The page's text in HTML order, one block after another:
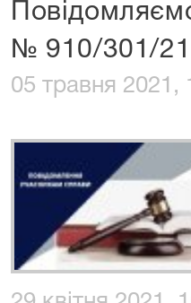
№ 910/301/21
05 травня 2021,